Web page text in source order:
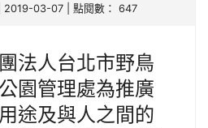
| 2019-03-07 | 點閱數： 647
法人台北市野鳥
園管理處為推廣
途及與人之間的